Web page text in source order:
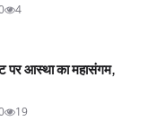
4
पर आस्था का महासंगम,
19